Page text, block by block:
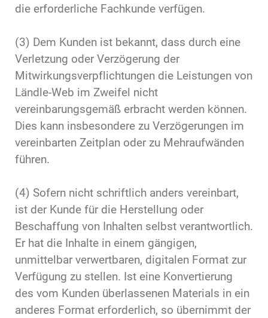
die erforderliche Fachkunde verfügen.
(3) Dem Kunden ist bekannt, dass durch eine
Verletzung oder Verzögerung der
Mitwirkungsverpflichtungen die Leistungen von
Ländle-Web im Zweifel nicht
vereinbarungsgemäß erbracht werden können.
Dies kann insbesondere zu Verzögerungen im
vereinbarten Zeitplan oder zu Mehraufwänden
führen.
(4) Sofern nicht schriftlich anders vereinbart,
ist der Kunde für die Herstellung oder
Beschaffung von Inhalten selbst verantwortlich.
Er hat die Inhalte in einem gängigen,
unmittelbar verwertbaren, digitalen Format zur
Verfügung zu stellen. Ist eine Konvertierung
des vom Kunden überlassenen Materials in ein
anderes Format erforderlich, so übernimmt der